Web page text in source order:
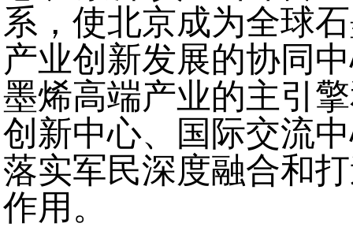
系，使北京成为全球
产业创新发展的协同
墨烯高端产业的主引
创新中心、国际交流
落实军民深度融合和
作用。